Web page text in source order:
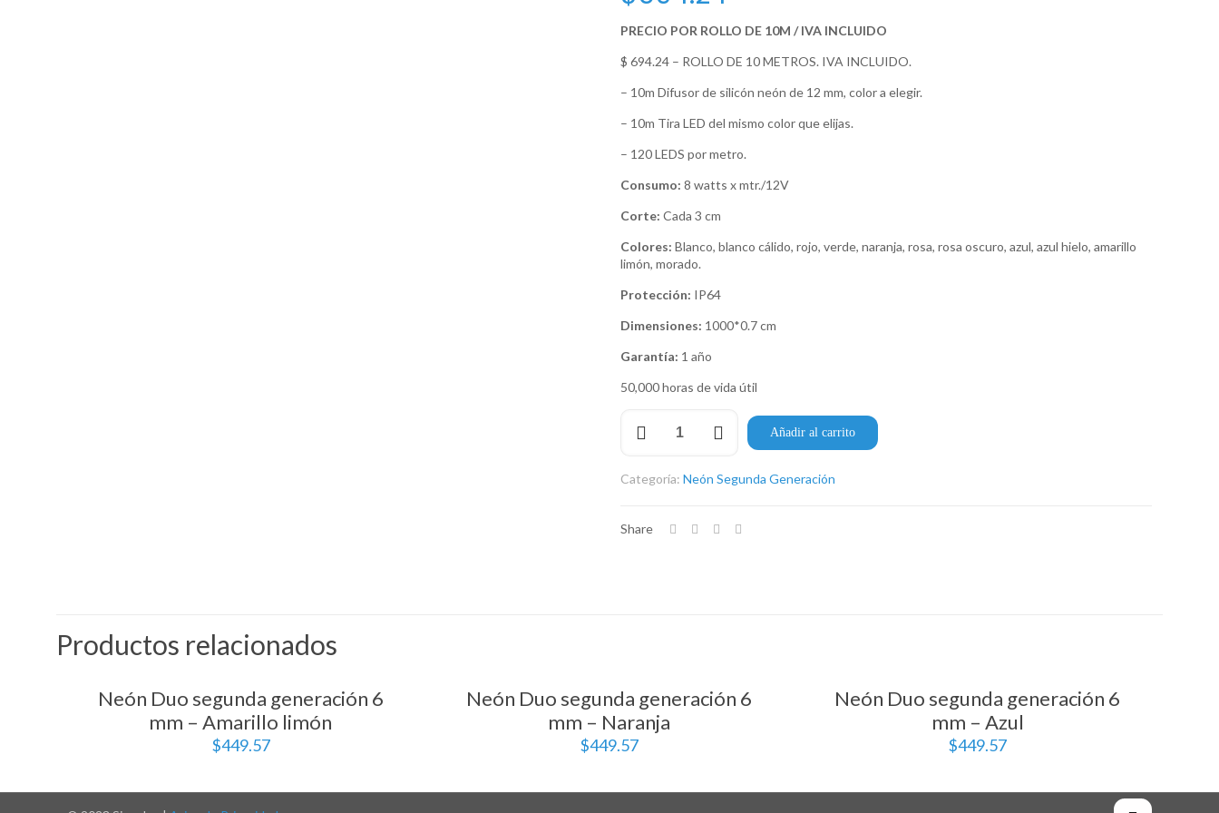
PRECIO POR ROLLO DE 10M / IVA INCLUIDO
$ 694.24 – ROLLO DE 10 METROS. IVA INCLUIDO.
– 10m Difusor de silicón neón de 12 mm, color a elegir.
– 10m Tira LED del mismo color que elijas.
– 120 LEDS por metro.
Consumo: 8 watts x mtr./12V
Corte: Cada 3 cm
Colores: Blanco, blanco cálido, rojo, verde, naranja, rosa, rosa oscuro, azul, azul hielo, amarillo
limón, morado.
Protección: IP64
Dimensiones: 1000*0.7 cm
Garantía: 1 año
50,000 horas de vida útil
12
Verde
Añadir al carrito
Categoría: Neón Segunda Generación
Share
Productos relacionados
Neón Duo segunda generación 6
mm – Amarillo limón
$449.57
Neón Duo segunda generación 6
mm – Naranja
$449.57
Neón Duo segunda generación 6
mm – Azul
$449.57